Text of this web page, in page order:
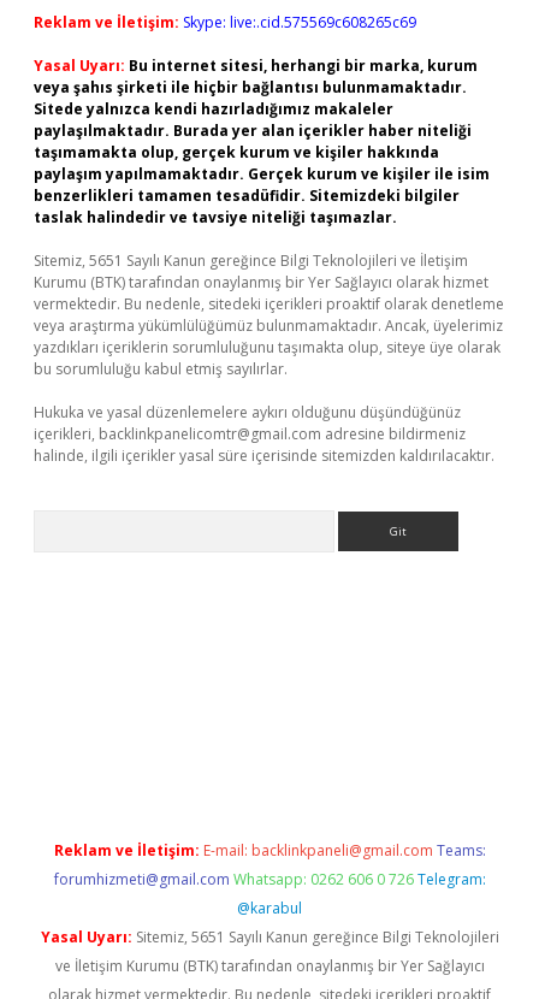
Reklam ve İletişim: Skype: live:.cid.575569c608265c69
Yasal Uyarı: Bu internet sitesi, herhangi bir marka, kurum
veya şahıs şirketi ile hiçbir bağlantısı bulunmamaktadır.
Sitede yalnızca kendi hazırladığımız makaleler
paylaşılmaktadır. Burada yer alan içerikler haber niteliği
taşımamakta olup, gerçek kurum ve kişiler hakkında
paylaşım yapılmamaktadır. Gerçek kurum ve kişiler ile isim
benzerlikleri tamamen tesadüfidir. Sitemizdeki bilgiler
taslak halindedir ve tavsiye niteliği taşımazlar.
Sitemiz, 5651 Sayılı Kanun gereğince Bilgi Teknolojileri ve İletişim
Kurumu (BTK) tarafından onaylanmış bir Yer Sağlayıcı olarak hizmet
vermektedir. Bu nedenle, sitedeki içerikleri proaktif olarak denetleme
veya araştırma yükümlülüğümüz bulunmamaktadır. Ancak, üyelerimiz
yazdıkları içeriklerin sorumluluğunu taşımakta olup, siteye üye olarak
bu sorumluluğu kabul etmiş sayılırlar.
Hukuka ve yasal düzenlemelere aykırı olduğunu düşündüğünüz
içerikleri, backlinkpanelicomtr@gmail.com adresine bildirmeniz
halinde, ilgili içerikler yasal süre içerisinde sitemizden kaldırılacaktır.
Reklam ve İletişim: E-mail: backlinkpaneli@gmail.com Teams:
forumhizmeti@gmail.com Whatsapp: 0262 606 0 726 Telegram:
@karabul
Yasal Uyarı: Sitemiz, 5651 Sayılı Kanun gereğince Bilgi Teknolojileri
ve İletişim Kurumu (BTK) tarafından onaylanmış bir Yer Sağlayıcı
olarak hizmet vermektedir. Bu nedenle, sitedeki içerikleri proaktif